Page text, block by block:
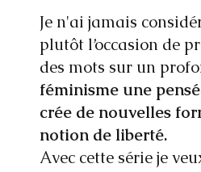
Je n'ai jamais
plutôt l’occasion de
des mots sur un
féminisme une
crée de nouvelles
notion de liberté.
Avec cette série je